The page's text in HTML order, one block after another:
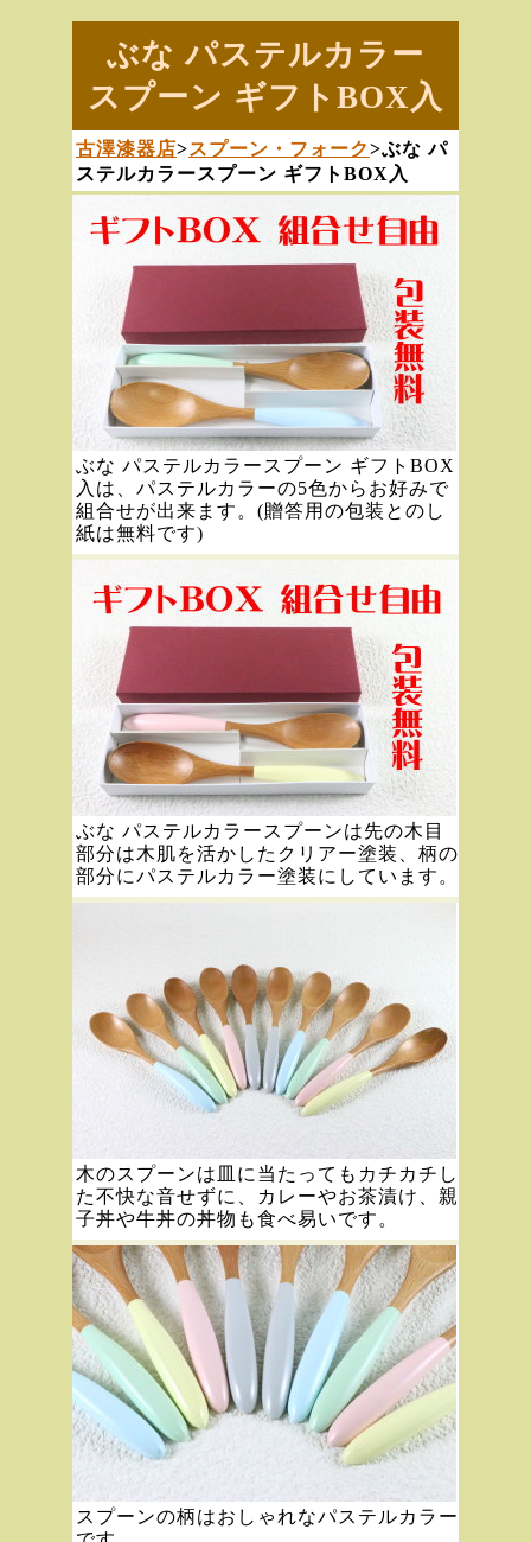
ぶな パステルカラー
スプーン ギフトBOX入
古澤漆器店>スプーン・フォーク>ぶな パ
ステルカラースプーン ギフトBOX入
ぶな パステルカラースプーン ギフトBOX
入は、パステルカラーの5色からお好みで
組合せが出来ます。(贈答用の包装とのし
紙は無料です)
ぶな パステルカラースプーンは先の木目
部分は木肌を活かしたクリアー塗装、柄の
部分にパステルカラー塗装にしています。
木のスプーンは皿に当たってもカチカチし
た不快な音せずに、カレーやお茶漬け、親
子丼や牛丼の丼物も食べ易いです。
スプーンの柄はおしゃれなパステルカラー